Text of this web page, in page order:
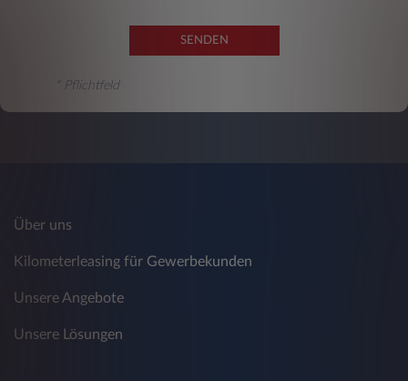
SENDEN
* Pflichtfeld
Über uns
Kilometerleasing für Gewerbekunden
Unsere Angebote
Unsere Lösungen